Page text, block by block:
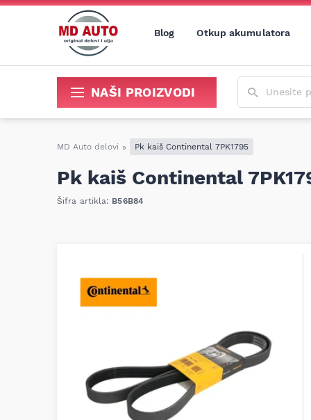
Blog Otkup akumulatora
NAŠI PROIZVODI
MD Auto delovi » Pk kaiš Continental 7PK1795
Pk kaiš Continental
Šifra artikla: B56B84